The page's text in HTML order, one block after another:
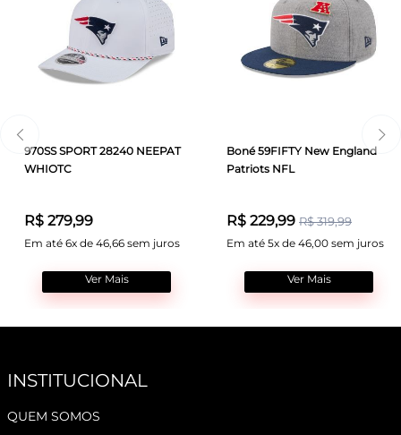
970SS SPORT 28240 NEEPAT
WHIOTC
R$ 279,99
Em até 6x de 46,66 sem juros
Ver Mais
Boné 59FIFTY New England
Patriots NFL
R$ 229,99 R$ 319,99
Em até 5x de 46,00 sem juros
Ver Mais
INSTITUCIONAL
QUEM SOMOS